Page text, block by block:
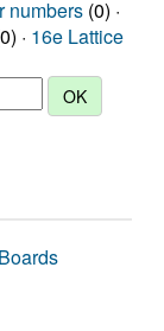
numbers (0) ·
· 16e Lattice